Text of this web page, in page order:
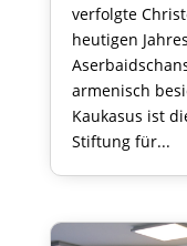
verfolgte
heutigen
armenisch
Kaukasus ist
Stiftung für...